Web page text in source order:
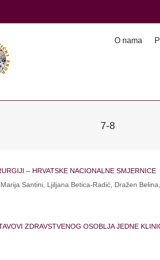
O nama
7-8
– HRVATSKE NACIONALNE SMJERNICE
Santini, Ljiljana Betica-Radić, Dražen
ZDRAVSTVENOG OSOBLJA JEDNE